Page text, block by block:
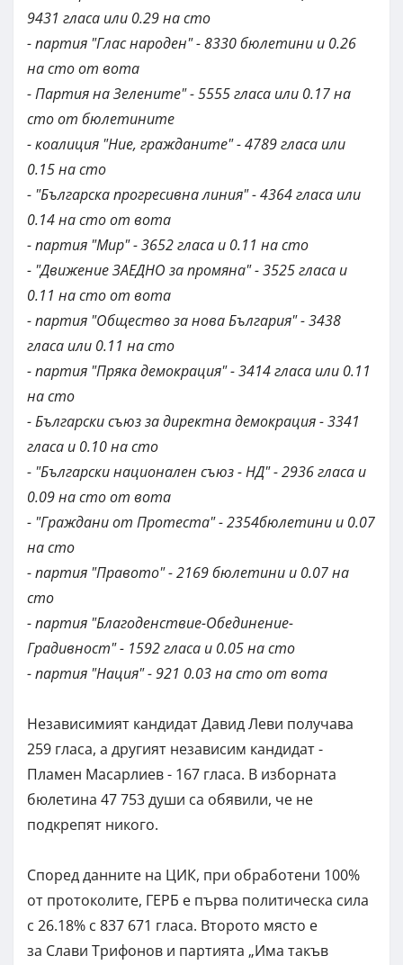
9431 гласа или 0.29 на сто
- партия "Глас народен" - 8330 бюлетини и 0.26
на сто от вота
- Партия на Зелените" - 5555 гласа или 0.17 на
сто от бюлетините
- коалиция "Ние, гражданите" - 4789 гласа или
0.15 на сто
- "Българска прогресивна линия" - 4364 гласа или
0.14 на сто от вота
- партия "Мир" - 3652 гласа и 0.11 на сто
- "Движение ЗАЕДНО за промяна" - 3525 гласа и
0.11 на сто от вота
- партия "Общество за нова България" - 3438
гласа или 0.11 на сто
- партия "Пряка демокрация" - 3414 гласа или 0.11
на сто
- Български съюз за директна демокрация - 3341
гласа и 0.10 на сто
- "Български национален съюз - НД" - 2936 гласа и
0.09 на сто от вота
- "Граждани от Протеста" - 2354бюлетини и 0.07
на сто
- партия "Правото" - 2169 бюлетини и 0.07 на
сто
- партия "Благоденствие-Обединение-
Градивност" - 1592 гласа и 0.05 на сто
- партия "Нация" - 921 0.03 на сто от вота
Независимият кандидатДавид Леви получава
259 гласа, а другият независим кандидат -
Пламен Масарлиев - 167 гласа. В изборната
бюлетина 47 753 души са обявили, че не
подкрепят никого.
Според данните на ЦИК, при обработени 100%
от протоколите, ГЕРБ е първа политическа сила
с 26.18% с 837 671 гласа. Второто място е
за Слави Трифонов и партията „Има такъв